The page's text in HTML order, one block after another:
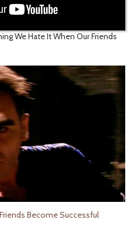
We Hate It When Our Friends
Become Successful